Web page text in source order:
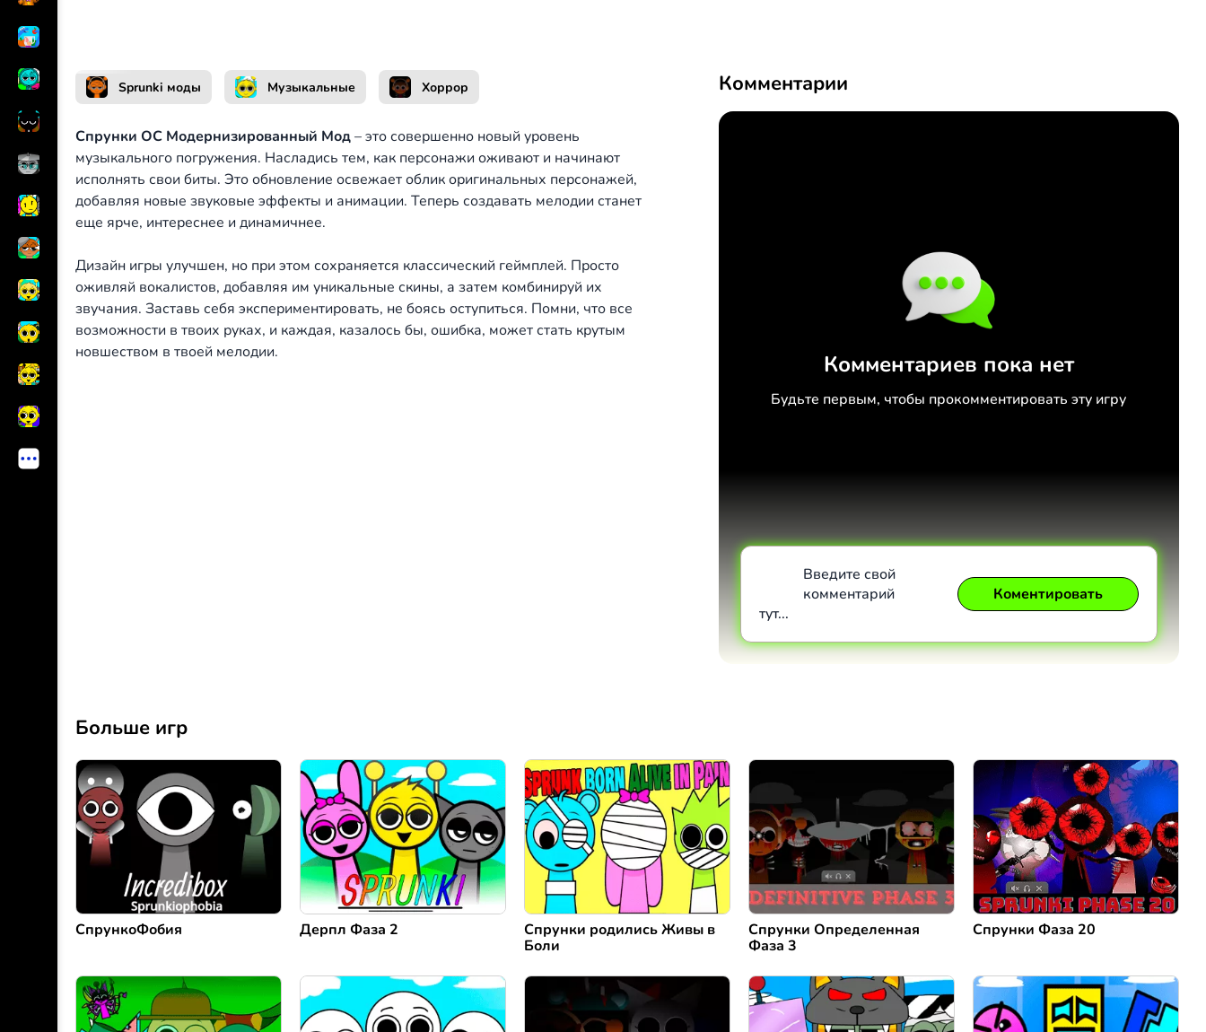
Sprunki моды Музыкальные Хоррор
Спрунки OC Модернизированный Мод– это совершенно новый уровень
музыкального погружения. Насладись тем, как персонажи оживают и начинают
исполнять свои биты. Это обновление освежает облик оригинальных персонажей,
добавляя новые звуковые эффекты и анимации. Теперь создавать мелодии станет
еще ярче, интереснее и динамичнее.
Дизайн игры улучшен, но при этом сохраняется классический геймплей. Просто
оживляй вокалистов, добавляя им уникальные скины, а затем комбинируй их
звучания. Заставь себя экспериментировать, не боясь оступиться. Помни, что все
возможности в твоих руках, и каждая, казалось бы, ошибка, может стать крутым
новшеством в твоей мелодии.
Комментарии
Комментариев пока нет
Будьте первым, чтобы прокомментировать эту игру
Введите свой
комментарий
тут...
Коментировать
Отмена Коментировать
Больше игр
СпрункоФобия Дерпл Фаза 2
Спрунки родились Живы в
Боли
Спрунки Определенная
Фаза 3
Спрунки Фаза 20